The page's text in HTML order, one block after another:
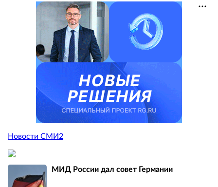
Новости СМИ2
МИД России дал совет Германии